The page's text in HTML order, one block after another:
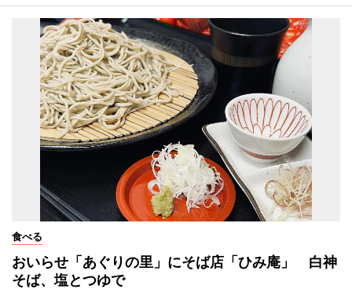
食べる
おいらせ「あぐりの里」にそば店「ひみ庵」 白神
そば、塩とつゆで